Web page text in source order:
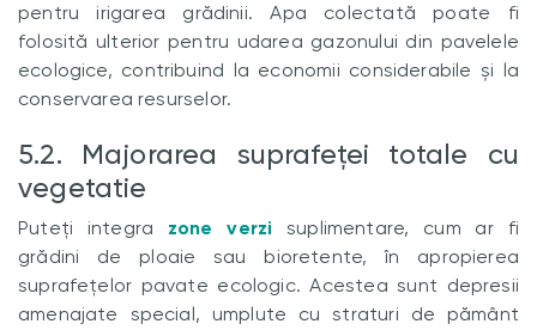
pentru irigarea grădinii. Apa colectată poate fi
folosită ulterior pentru udarea gazonului din pavelele
ecologice, contribuind la economii considerabile și la
conservarea resurselor.
5.2. Majorarea suprafeței totale cu
vegetatie
Puteți integra zone verzi suplimentare, cum ar fi
grădini de ploaie sau bioretente, în apropierea
suprafețelor pavate ecologic. Acestea sunt depresii
amenajate special, umplute cu straturi de pământ